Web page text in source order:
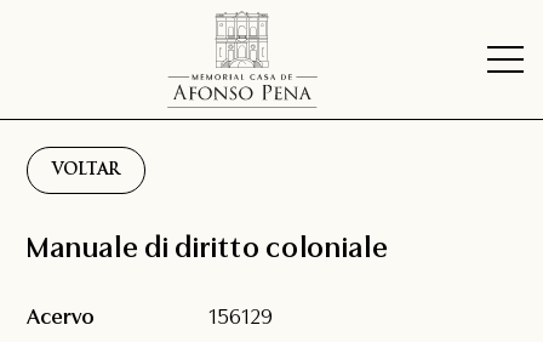
VOLTAR
Manuale di diritto coloniale
Acervo 156129